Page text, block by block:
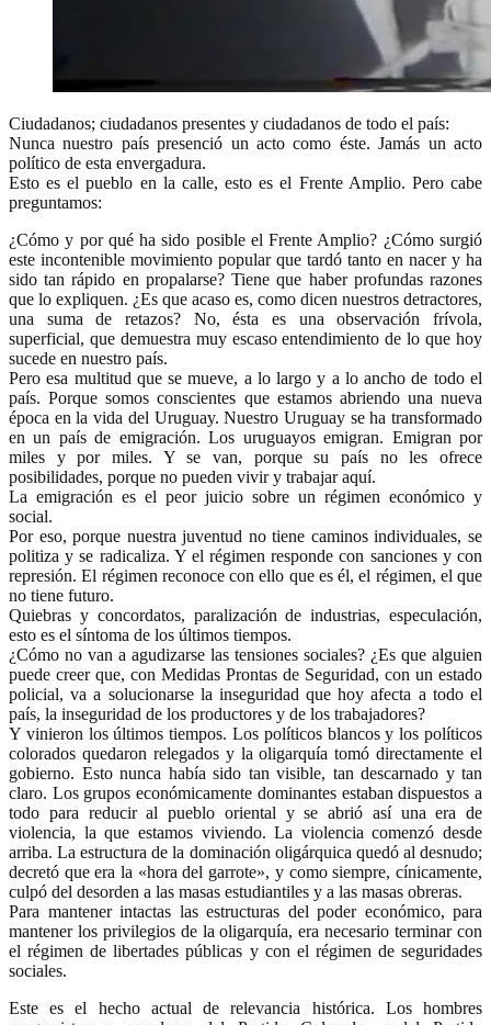
Ciudadanos; ciudadanos presentes y ciudadanos de todo el país:
Nunca nuestro país presenció un acto como éste. Jamás un acto
político de esta envergadura.
Esto es el pueblo en la calle, esto es el Frente Amplio. Pero cabe
preguntamos:
¿Cómo y por qué ha sido posible el Frente Amplio? ¿Cómo surgió
este incontenible movimiento popular que tardó tanto en nacer y ha
sido tan rápido en propalarse? Tiene que haber profundas razones
que lo expliquen. ¿Es que acaso es, como dicen nuestros detractores,
una suma de retazos? No, ésta es una observación frívola,
superficial, que demuestra muy escaso entendimiento de lo que hoy
sucede en nuestro país.
Pero esa multitud que se mueve, a lo largo y a lo ancho de todo el
país. Porque somos conscientes que estamos abriendo una nueva
época en la vida del Uruguay. Nuestro Uruguay se ha transformado
en un país de emigración. Los uruguayos emigran. Emigran por
miles y por miles. Y se van, porque su país no les ofrece
posibilidades, porque no pueden vivir y trabajar aquí.
La emigración es el peor juicio sobre un régimen económico y
social.
Por eso, porque nuestra juventud no tiene caminos individuales, se
politiza y se radicaliza. Y el régimen responde con sanciones y con
represión. El régimen reconoce con ello que es él, el régimen, el que
no tiene futuro.
Quiebras y concordatos, paralización de industrias, especulación,
esto es el síntoma de los últimos tiempos.
¿Cómo no van a agudizarse las tensiones sociales? ¿Es que alguien
puede creer que, con Medidas Prontas de Seguridad, con un estado
policial, va a solucionarse la inseguridad que hoy afecta a todo el
país, la inseguridad de los productores y de los trabajadores?
Y vinieron los últimos tiempos. Los políticos blancos y los políticos
colorados quedaron relegados y la oligarquía tomó directamente el
gobierno. Esto nunca había sido tan visible, tan descarnado y tan
claro. Los grupos económicamente dominantes estaban dispuestos a
todo para reducir al pueblo oriental y se abrió así una era de
violencia, la que estamos viviendo. La violencia comenzó desde
arriba. La estructura de la dominación oligárquica quedó al desnudo;
decretó que era la «hora del garrote», y como siempre, cínicamente,
culpó del desorden a las masas estudiantiles y a las masas obreras.
Para mantener intactas las estructuras del poder económico, para
mantener los privilegios de la oligarquía, era necesario terminar con
el régimen de libertades públicas y con el régimen de seguridades
sociales.
Este es el hecho actual de relevancia histórica. Los hombres